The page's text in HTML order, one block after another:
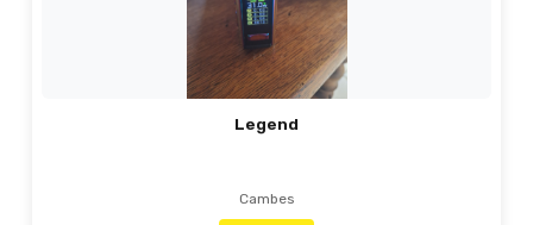
Legend
Cambes